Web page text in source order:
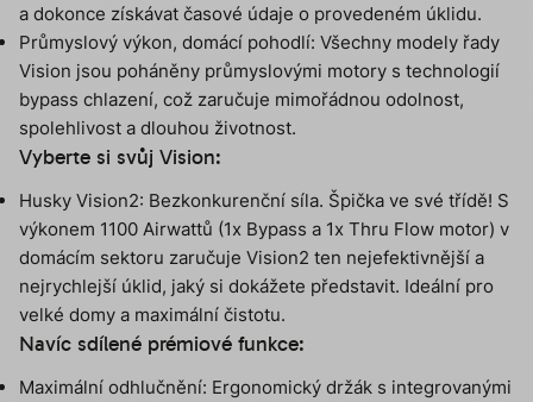
a dokonce získávat časové údaje o provedeném úklidu.
Průmyslový výkon, domácí pohodlí: Všechny modely řady
Vision jsou poháněny průmyslovými motory s technologií
bypass chlazení, což zaručuje mimořádnou odolnost,
spolehlivost a dlouhou životnost.
Vyberte si svůj Vision:
Husky Vision2: Bezkonkurenční síla. Špička ve své třídě! S
výkonem 1100 Airwattů (1x Bypass a 1x Thru Flow motor) v
domácím sektoru zaručuje Vision2 ten nejefektivnější a
nejrychlejší úklid, jaký si dokážete představit. Ideální pro
velké domy a maximální čistotu.
Navíc sdílené prémiové funkce:
Maximální odhlučnění: Ergonomický držák s integrovanými